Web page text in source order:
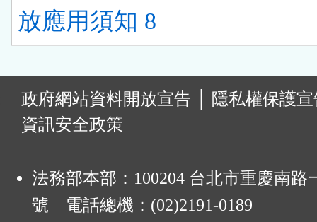
放應用須知 8
政府網站資料開放宣告
隱私權保護
資訊安全政策
法務部本部：100204 台北市重慶南路
號 電話總機：(02)2191-0189